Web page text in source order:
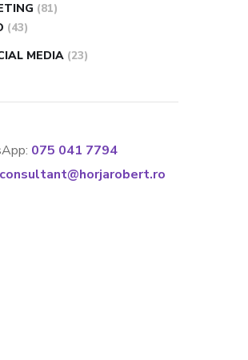
(81)
(43)
MEDIA (23)
075 041 7794
consultant@horjarobert.ro